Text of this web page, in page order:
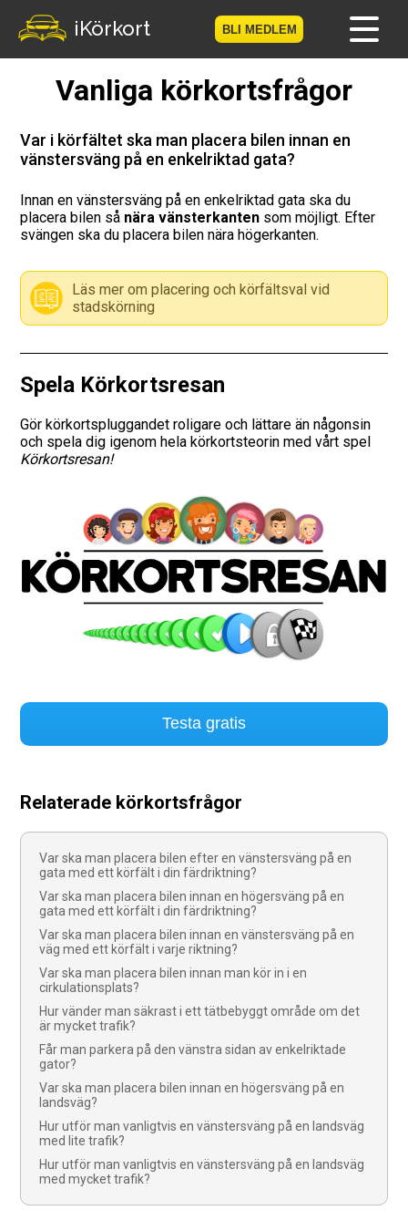
iKörkort BLI MEDLEM
Hem
Bli medlem
Prov
Körkortsresan
Vägmärkesspelet
Körkortsteori
Vägmärken
Presentkort
Language
Vanliga körkortsfrågor
Var i körfältet ska man placera bilen innan en
vänstersväng på en enkelriktad gata?
Innan en vänstersväng på en enkelriktad gata ska du
placera bilen så nära vänsterkanten som möjligt. Efter
svängen ska du placera bilen nära högerkanten.
Läs mer om placering och körfältsval vid
stadskörning
Spela Körkortsresan
Gör körkortspluggandet roligare och lättare än någonsin
och spela dig igenom hela körkortsteorin med vårt spel
Körkortsresan!
Testa gratis
Relaterade körkortsfrågor
Var ska man placera bilen efter en vänstersväng på en
gata med ett körfält i din färdriktning?
Var ska man placera bilen innan en högersväng på en
gata med ett körfält i din färdriktning?
Var ska man placera bilen innan en vänstersväng på en
väg med ett körfält i varje riktning?
Var ska man placera bilen innan man kör in i en
cirkulationsplats?
Hur vänder man säkrast i ett tätbebyggt område om det
är mycket trafik?
Får man parkera på den vänstra sidan av enkelriktade
gator?
Var ska man placera bilen innan en högersväng på en
landsväg?
Hur utför man vanligtvis en vänstersväng på en landsväg
med lite trafik?
Hur utför man vanligtvis en vänstersväng på en landsväg
med mycket trafik?